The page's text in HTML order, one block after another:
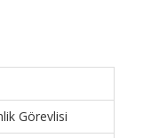
Görevlisi